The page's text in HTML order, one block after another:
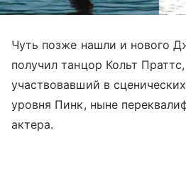
Чуть позже нашли и нового
получил танцор Кольт
участвовавший в
уровня Пинк, ныне
актера.